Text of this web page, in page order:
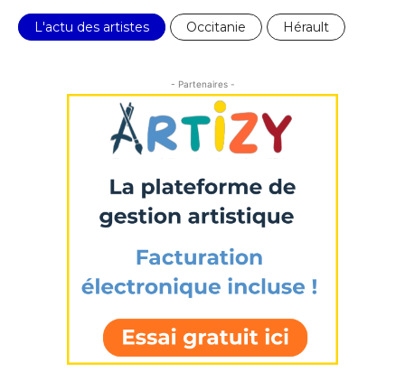
L'actu des artistes Occitanie Hérault
- Partenaires -